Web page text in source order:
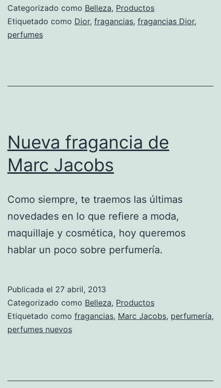
Categorizado como Belleza, Productos
Etiquetado como Dior, fragancias, fragancias Dior,
perfumes
Nueva fragancia de
Marc Jacobs
Como siempre, te traemos las últimas
novedades en lo que refiere a moda,
maquillaje y cosmética, hoy queremos
hablar un poco sobre perfumería.
Publicada el 27 abril, 2013
Categorizado como Belleza, Productos
Etiquetado como fragancias, Marc Jacobs, perfumería,
perfumes nuevos